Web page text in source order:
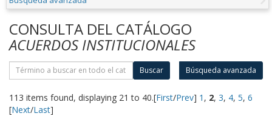
CONSULTA DEL CATÁLOGO
ACUERDOS INSTITUCIONALES
Buscar Búsqueda avanzada
113 items found, displaying 21 to 40.[First/Prev] 1 , 2, 3, 4, 5, 6
[Next/Last]